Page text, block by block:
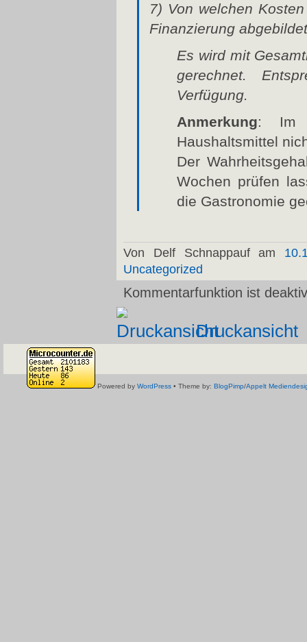
7) Von welchen
Finanzierung
Es wird mit
gerechnet.
Verfügung.
Anmerkung: Im
Haushaltsmittel
Der
Wochen prüfen
die Gastronomie
Von Delf Schnappauf am
Uncategorized
Kommentarfunktion ist
Druckansicht
Powered by WordPress • Theme by: BlogPimp/Appelt